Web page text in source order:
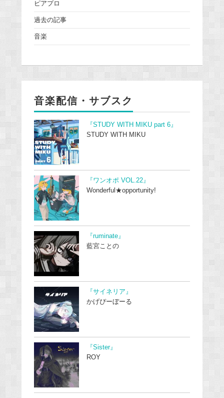
ピアプロ
過去の記事
音楽
音楽配信・サブスク
『STUDY WITH MIKU part 6』
STUDY WITH MIKU
『ワンオポ VOL.22』
Wonderful★opportunity!
『ruminate』
藍宮ことの
『サイネリア』
かげぴーぼーる
『Sister』
ROY